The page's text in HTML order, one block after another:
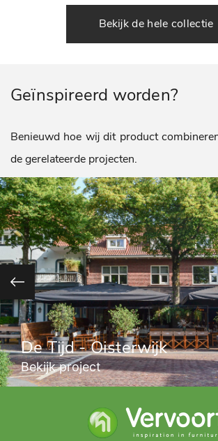
Bekijk de hele collectie
Geïnspireerd worden?
Benieuwd hoe wij dit product
de gerelateerde projecten.
De Tijd - Oisterwijk
Bekijk project